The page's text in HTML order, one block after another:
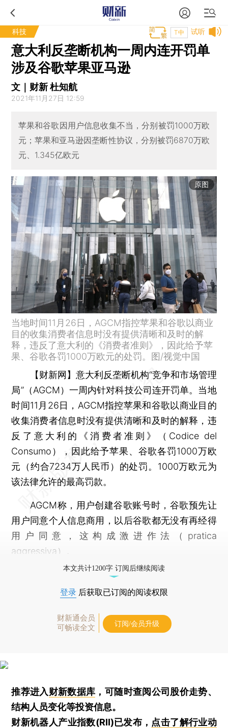
科技 试听
T中
意大利反垄断机构一周内连开罚单
涉及谷歌苹果亚马逊
文｜财新 杜知航
2021年11月27日 12:59
苹果和谷歌因用户信息收集不当，分别被罚1000万欧
元；苹果和亚马逊因垄断性协议，分别被罚6870万欧
元、1.345亿欧元
原图
当地时间11月26日，AGCM指控苹果和谷歌以商业
目的收集消费者信息时没有提供清晰和及时的解
释，违反了意大利的《消费者准则》，因此给予苹
果、谷歌各罚1000万欧元的处罚。图/视觉中国
【财新网】 意大利反垄断机构“竞争和市场管理
局”（AGCM）一周内针对科技公司连开罚单。当地
时间11月26日，AGCM指控苹果和谷歌以商业目的
收集消费者信息时没有提供清晰和及时的解释，违
反了意大利的《消费者准则》（Codice del
Consumo），因此给予苹果、谷歌各罚1000万欧
元（约合7234万人民币）的处罚。1000万欧元为
该法律允许的最高罚款。
AGCM称，用户创建谷歌账号时，谷歌预先让
用户同意个人信息商用，以后谷歌都无没有再经得
用户同意，这构成激进作法（pratica
aggressiva）。
本文共计1200字 订阅后继续阅读
登录 后获取已订阅的阅读权限
财新通会员
可畅读全文
订阅/会员升级
推荐进入财新数据库 ，可随时查阅公司股价走势、
结构人员变化等投资信息。
财新机器人产业指数(RII)已发布， 点击了解行业动